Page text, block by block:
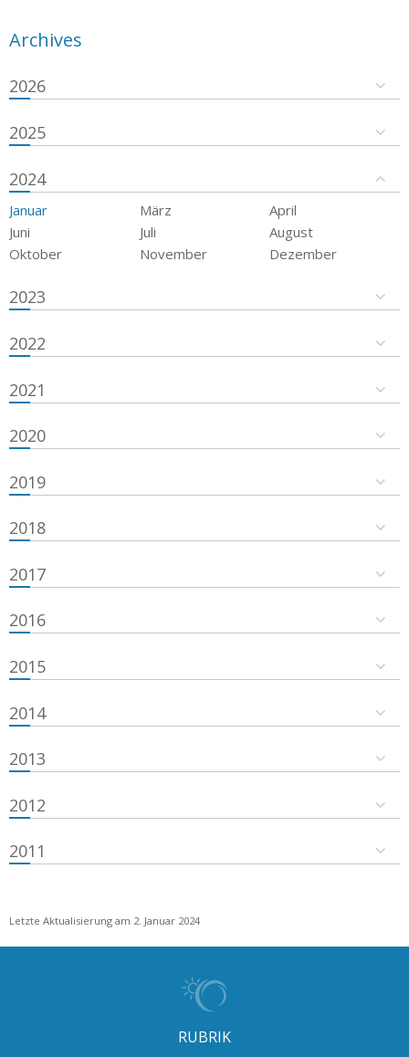
Archives
2026
2025
2024
Januar März
April
Juni
Juli
August
Oktober
November Dezember
2023
2022
2021
2020
2019
2018
2017
2016
2015
2014
2013
2012
2011
Letzte Aktualisierung am 2. Januar 2024
RUBRIK